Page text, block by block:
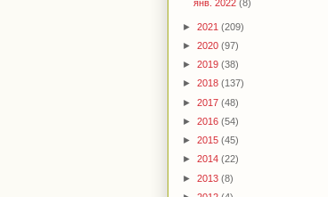
янв. 2022(8)
► 2021 (209)
► 2020 (97)
► 2019 (38)
► 2018 (137)
► 2017 (48)
► 2016 (54)
► 2015 (45)
► 2014 (22)
► 2013 (8)